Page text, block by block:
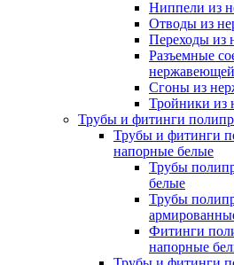
Ниппели из
Отводы из
Переходы из
Разъемные
нержавеющей
Сгоны из
Тройники из
Трубы и фитинги
Трубы и фитинги
напорные белые
Трубы
белые
Трубы
Фитинги
напорные